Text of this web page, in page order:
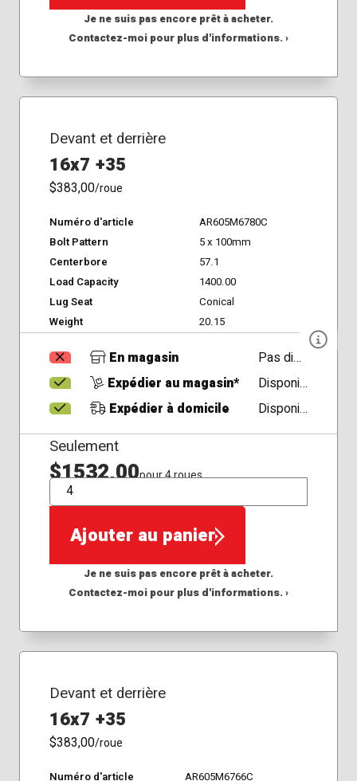
Je ne suis pas encore prêt à acheter.
Contactez-moi pour plus d'informations. ›
Devant et derrière
16x7 +35
$383,00/roue
Numéro d'article
AR605M6780C
Bolt Pattern
5 x 100mm
Centerbore
57.1
Load Capacity
1400.00
Lug Seat
Conical
Weight
20.15
En magasin
Pas disponible
Expédier au magasin*
Disponible
Expédier à domicile
Disponible
Seulement
$1532,00pour 4 roues
QTÉ
Ajouter au panier
Je ne suis pas encore prêt à acheter.
Contactez-moi pour plus d'informations. ›
Devant et derrière
16x7 +35
$383,00/roue
Numéro d'article AR605M6766C